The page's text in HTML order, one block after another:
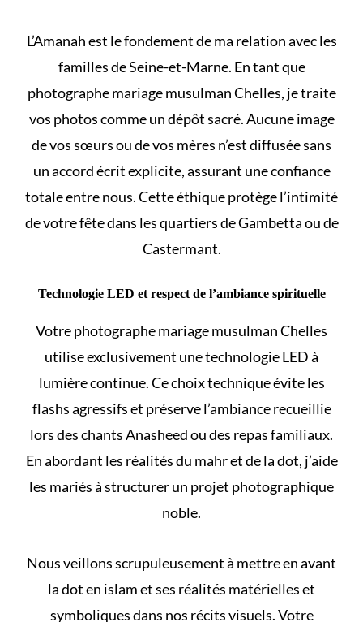
L’Amanah est le fondement de ma relation avec les
familles de Seine-et-Marne. En tant que
photographe mariage musulman Chelles, je traite
vos photos comme un dépôt sacré. Aucune image
de vos sœurs ou de vos mères n’est diffusée sans
un accord écrit explicite, assurant une confiance
totale entre nous. Cette éthique protège l’intimité
de votre fête dans les quartiers de Gambetta ou de
Castermant.
Technologie LED et respect de l’ambiance spirituelle
Votre photographe mariage musulman Chelles
utilise exclusivement une technologie LED à
lumière continue. Ce choix technique évite les
flashs agressifs et préserve l’ambiance recueillie
lors des chants Anasheed ou des repas familiaux.
En abordant les réalités du mahr et de la dot, j’aide
les mariés à structurer un projet photographique
noble.
Nous veillons scrupuleusement à mettre en avant
la dot en islam et ses réalités matérielles et
symboliques dans nos récits visuels. Votre